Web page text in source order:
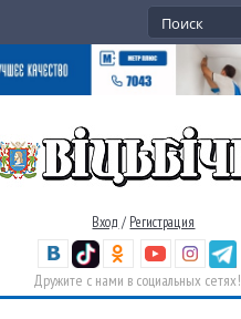
Вход / Регистрация
Дружите с нами в социальных сетях!